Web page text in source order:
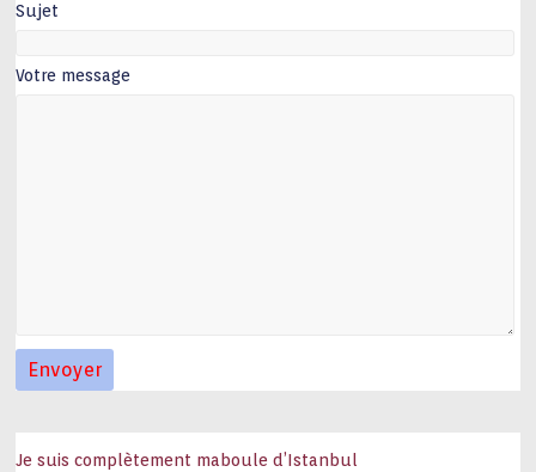
Sujet
Votre message
Je suis complètement maboule d’Istanbul